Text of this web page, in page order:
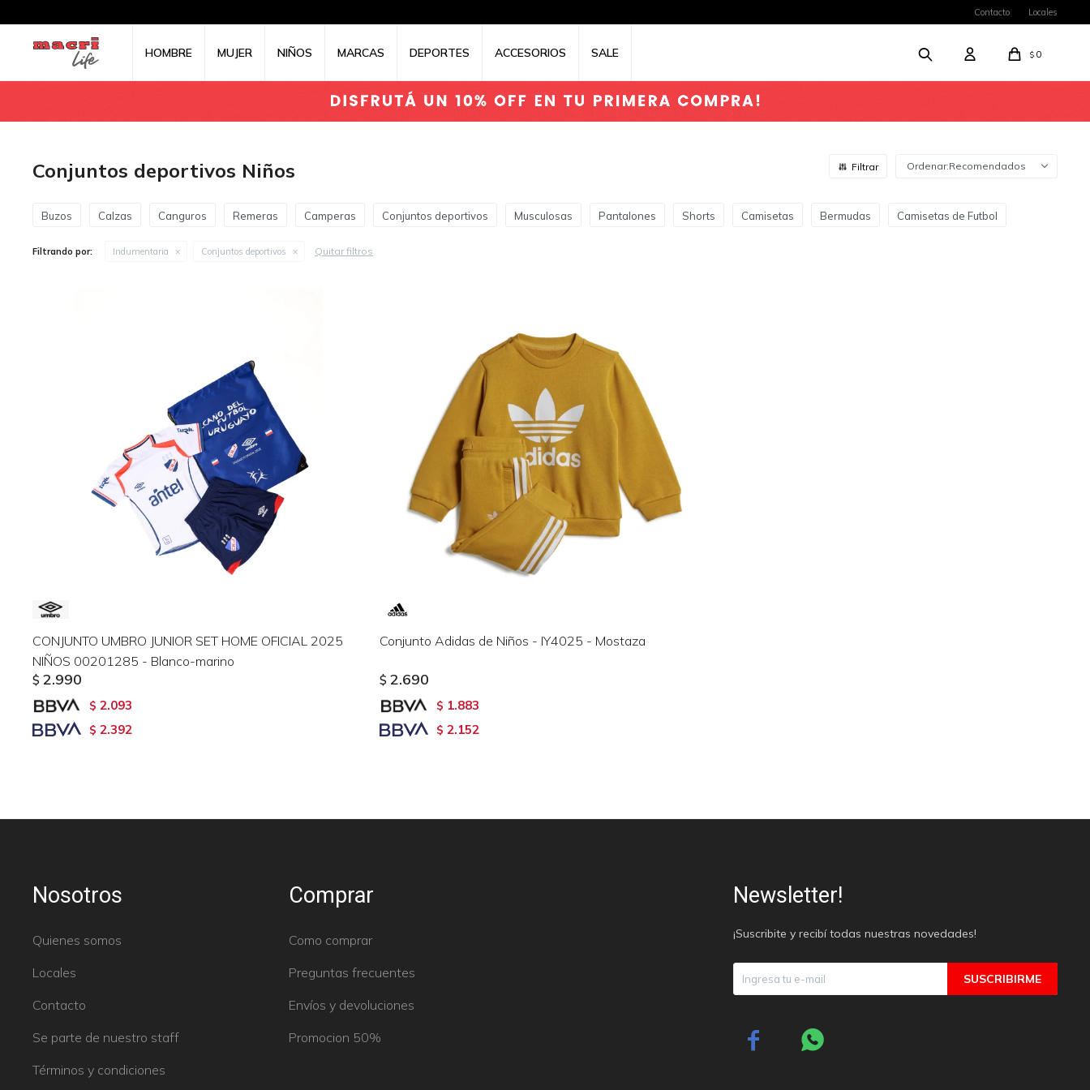
HOMBRE MUJER NIÑOS MARCAS DEPORTES ACCESORIOS SALE $ 0
Contacto Locales
Conjuntos deportivos Niños Recomendados
Buzos Calzas Canguros Remeras Camperas Conjuntos deportivos Musculosas Pantalones Shorts Camisetas Bermudas Camisetas de Futbol
Filtrando por: Indumentaria Conjuntos deportivos Quitar filtros
CONJUNTO UMBRO JUNIOR SET HOME OFICIAL 2025
NIÑOS 00201285 - Blanco-marino
$ 2.990
$ 2.093
$ 2.392
Conjunto Adidas de Niños - IY4025 - Mostaza
$ 2.690
$ 1.883
$ 2.152
Nosotros
Quienes somos
Locales
Contacto
Se parte de nuestro staff
Términos y condiciones
Comprar
Como comprar
Preguntas frecuentes
Envíos y devoluciones
Promocion 50%
Newsletter!
¡Suscribite y recibí todas nuestras novedades!
SUSCRIBIRME
 